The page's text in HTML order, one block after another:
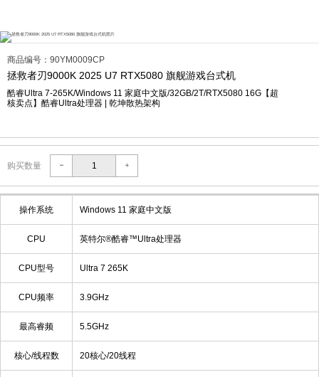
商品编号：90YM0009CP
拯救者刃9000K 2025 U7 RTX5080 旗舰游戏台式机
酷睿Ultra 7-265K/Windows 11 家庭中文版/32GB/2T/RTX5080 16G【超
核卖点】酷睿Ultra处理器 | 乾坤散热架构
购买数量
操作系统 Windows 11 家庭中文版
CPU 英特尔®酷睿™Ultra处理器
CPU型号 Ultra 7 265K
CPU频率 3.9GHz
最高睿频 5.5GHz
核心/线程数 20核心/20线程